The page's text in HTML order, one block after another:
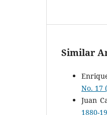
Similar
No. 17
Juan
1880-